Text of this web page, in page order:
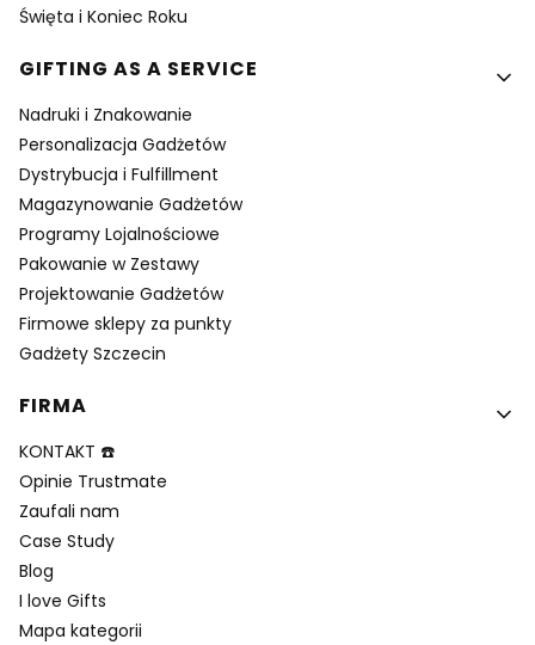
Święta i Koniec Roku
GIFTING AS A SERVICE
Nadruki i Znakowanie
Personalizacja Gadżetów
Dystrybucja i Fulfillment
Magazynowanie Gadżetów
Programy Lojalnościowe
Pakowanie w Zestawy
Projektowanie Gadżetów
Firmowe sklepy za punkty
Gadżety Szczecin
FIRMA
KONTAKT ☎️
Opinie Trustmate
Zaufali nam
Case Study
Blog
I love Gifts
Mapa kategorii